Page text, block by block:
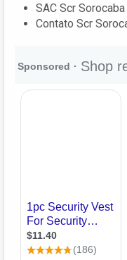
SAC Scr
Contato Scr